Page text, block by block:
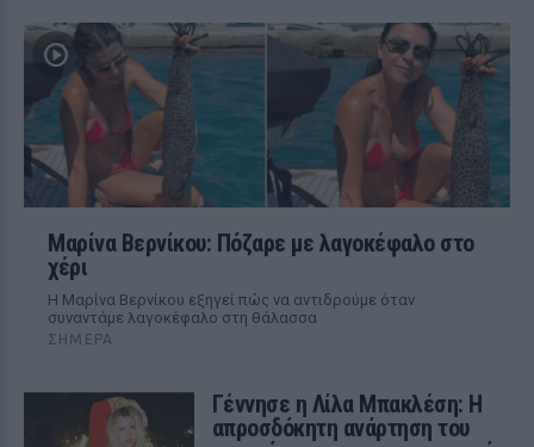
Μαρίνα Βερνίκου: Πόζαρε με λαγοκέφαλο στο
χέρι
Η Μαρίνα Βερνίκου εξηγεί πώς να αντιδρούμε όταν
συναντάμε λαγοκέφαλο στη θάλασσα
ΣΉΜΕΡΑ
Γέννησε η Λίλα Μπακλέση: Η
απροσδόκητη ανάρτηση του